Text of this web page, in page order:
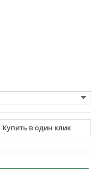
Купить в один клик